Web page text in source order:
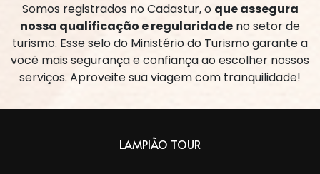
Somos registrados no Cadastur, o que assegura
nossa qualificação e regularidade no setor de
turismo. Esse selo do Ministério do Turismo garante a
você mais segurança e confiança ao escolher nossos
serviços. Aproveite sua viagem com tranquilidade!
LAMPIÃO TOUR